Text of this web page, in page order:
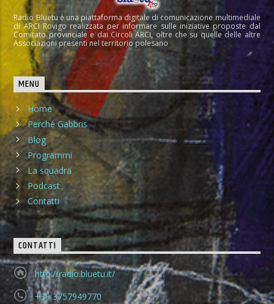
Radio Bluetu è una piattaforma digitale di comunicazione multimediale
di ARCI Rovigo realizzata per informare sulle iniziative proposte dal
Comitato provinciale e dai Circoli ARCI, oltre che su quelle delle altre
Associazioni presenti nel territorio polesano
MENU
Home
Perché Gabbris
Blog
Programmi
La squadra
Podcast
Contatti
CONTATTI
http://radio.bluetu.it/
+39 3757949770